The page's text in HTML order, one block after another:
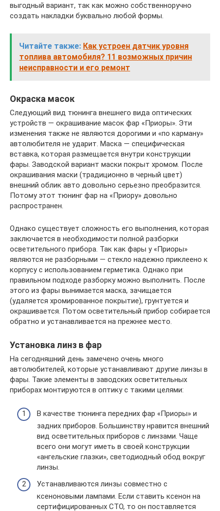
выгодный вариант, так как можно собственноручно
создать накладки буквально любой формы.
Читайте также: Как устроен датчик уровня
топлива автомобиля? 11 возможных причин
неисправности и его ремонт
Окраска масок
Следующий вид тюнинга внешнего вида оптических
устройств — окрашивание масок фар «Приоры». Эти
изменения также не являются дорогими и «по карману»
автолюбителя не ударит. Маска — специфическая
вставка, которая размещается внутри конструкции
фары. Заводской вариант маски покрыт хромом. После
окрашивания маски (традиционно в черный цвет)
внешний облик авто довольно серьезно преобразится.
Потому этот тюнинг фар на «Приору» довольно
распространен.
Однако существует сложность его выполнения, которая
заключается в необходимости полной разборки
осветительного прибора. Так как фары у «Приоры»
являются не разборными — стекло надежно приклеено к
корпусу с использованием герметика. Однако при
правильном подходе разборку можно выполнить. После
этого из фары вынимается маска, зачищается
(удаляется хромированное покрытие), грунтуется и
окрашивается. Потом осветительный прибор собирается
обратно и устанавливается на прежнее место.
Установка линз в фар
На сегодняшний день замечено очень много
автолюбителей, которые устанавливают другие линзы в
фары. Такие элементы в заводских осветительных
приборах монтируются в оптику с такими целями:
В качестве тюнинга передних фар «Приоры» и
задних приборов. Большинству нравится внешний
вид осветительных приборов с линзами. Чаще
всего они могут иметь в своей конструкции
«ангельские глазки», светодиодный обод вокруг
линзы.
Устанавливаются линзы совместно с
ксеноновыми лампами. Если ставить ксенон на
сертифицированных СТО, то он поставляется